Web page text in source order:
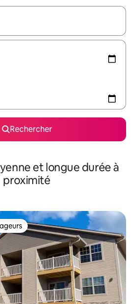
s'affichent, utilisez les flèches vers le
Rechercher
et longue durée à
proximité
les plus appréciés